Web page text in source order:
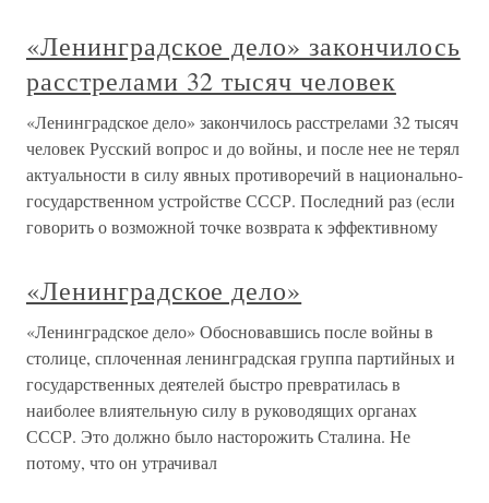
«Ленинградское дело» закончилось
расстрелами 32 тысяч человек
«Ленинградское дело» закончилось расстрелами 32 тысяч
человек Русский вопрос и до войны, и после нее не терял
актуальности в силу явных противоречий в национально-
государственном устройстве СССР. Последний раз (если
говорить о возможной точке возврата к эффективному
«Ленинградское дело»
«Ленинградское дело» Обосновавшись после войны в
столице, сплоченная ленинградская группа партийных и
государственных деятелей быстро превратилась в
наиболее влиятельную силу в руководящих органах
СССР. Это должно было насторожить Сталина. Не
потому, что он утрачивал